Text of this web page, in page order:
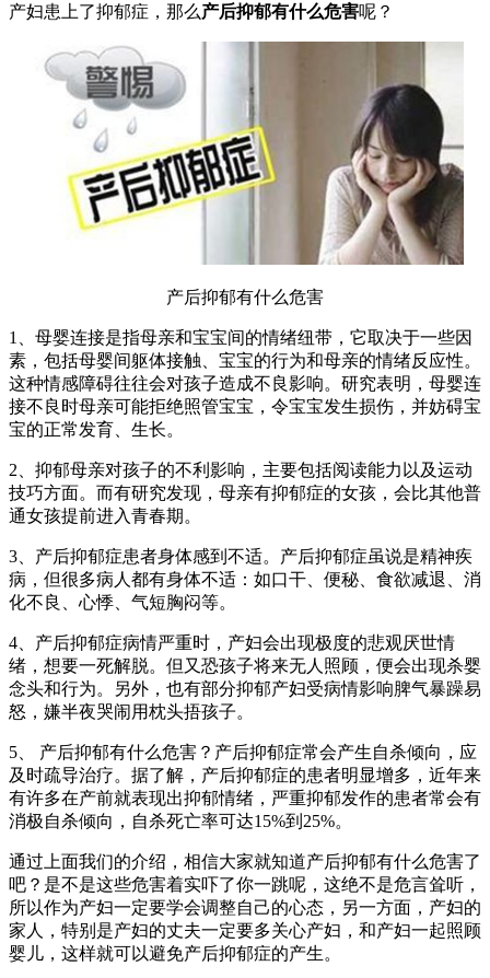
产妇患上了抑郁症，那么产后抑郁有什么危害呢？
产后抑郁有什么危害
1、母婴连接是指母亲和宝宝间的情绪纽带，它取决于一些因
素，包括母婴间躯体接触、宝宝的行为和母亲的情绪反应性。
这种情感障碍往往会对孩子造成不良影响。研究表明，母婴连
接不良时母亲可能拒绝照管宝宝，令宝宝发生损伤，并妨碍宝
宝的正常发育、生长。
2、抑郁母亲对孩子的不利影响，主要包括阅读能力以及运动
技巧方面。而有研究发现，母亲有抑郁症的女孩，会比其他普
通女孩提前进入青春期。
3、产后抑郁症患者身体感到不适。产后抑郁症虽说是精神疾
病，但很多病人都有身体不适：如口干、便秘、食欲减退、消
化不良、心悸、气短胸闷等。
4、产后抑郁症病情严重时，产妇会出现极度的悲观厌世情
绪，想要一死解脱。但又恐孩子将来无人照顾，便会出现杀婴
念头和行为。另外，也有部分抑郁产妇受病情影响脾气暴躁易
怒，嫌半夜哭闹用枕头捂孩子。
5、 产后抑郁有什么危害？产后抑郁症常会产生自杀倾向，应
及时疏导治疗。据了解，产后抑郁症的患者明显增多，近年来
有许多在产前就表现出抑郁情绪，严重抑郁发作的患者常会有
消极自杀倾向，自杀死亡率可达15%到25%。
通过上面我们的介绍，相信大家就知道产后抑郁有什么危害了
吧？是不是这些危害着实吓了你一跳呢，这绝不是危言耸听，
所以作为产妇一定要学会调整自己的心态，另一方面，产妇的
家人，特别是产妇的丈夫一定要多关心产妇，和产妇一起照顾
婴儿，这样就可以避免产后抑郁症的产生。